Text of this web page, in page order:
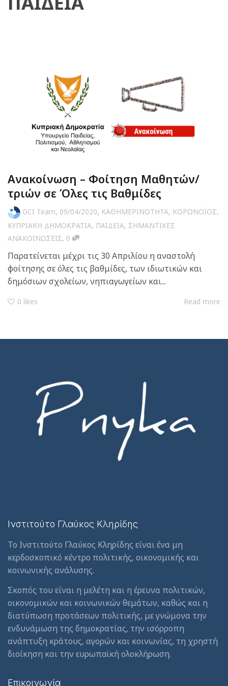
Ανακοίνωση – Φοίτηση Μαθητών/
τριών σε Όλες τις Βαθμίδες
GCI Team, 09/04/2020, ΚΑΘΗΜΕΡΙΝΟΤΗΤΑ, ΚΟΡΩΝΟΪΟΣ,
ΚΥΠΡΙΑΚΗ ΔΗΜΟΚΡΑΤΙΑ, ΠΑΙΔΕΙΑ, ΣΗΜΑΝΤΙΚΕΣ
ΑΝΑΚΟΙΝΩΣΕΙΣ, 0
Παρατείνεται μέχρι τις 30 Απριλίου η αναστολή
φοίτησης σε όλες τις βαθμίδες, των ιδιωτικών και
δημόσιων σχολείων, νηπιαγωγείων και...
0 likes Read more
Ινστιτούτο Γλαύκος Κληρίδης
Το Ινστιτούτο Γλαύκος Κληρίδης είναι ένα μη
κερδοσκοπικό κέντρο πολιτικής, οικονομικής και
κοινωνικής ανάλυσης.
Σκοπός του είναι η μελέτη και η έρευνα πολιτικών,
οικονομικών και κοινωνικών θεμάτων, καθώς και η
διατύπωση προτάσεων πολιτικής, με γνώμονα την
ενδυνάμωση της δημοκρατίας, την ισόρροπη
ανάπτυξη κράτους, αγορών και κοινωνίας, τη χρηστή
διοίκηση και την ευρωπαϊκή ολοκλήρωση.
Επικοινωνία